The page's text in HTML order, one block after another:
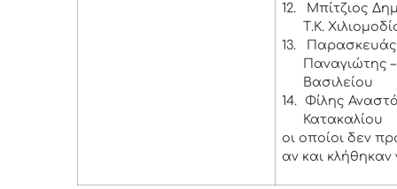
12.
Μπίτζιος
Τ.Κ.
13.
Παρασκευάς
Παναγιώτης –
Βασιλείου
14.
Φίλης
Κατακαλίου
οι οποίοι δεν
αν και κλήθηκαν